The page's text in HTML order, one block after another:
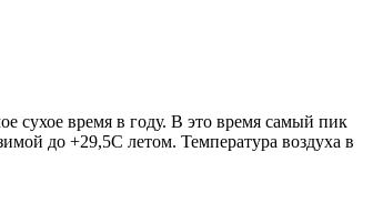
сухое время в году. В это время самый пик
до +29,5С летом. Температура воздуха в